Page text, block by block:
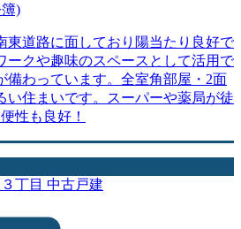
)
東道路に面しており陽当たり良好で
ークや趣味のスペースとして活用で
備わっています。全室角部屋・2面
い住まいです。スーパーや薬局が徒
性も良好！
丁目 中古戸建